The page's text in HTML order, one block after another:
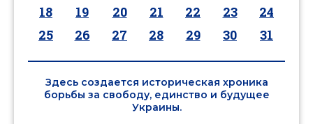
18
19 20 21 22 23
24
25
26 27 28 29 30 31
Здесь создается историческая хроника
борьбы за свободу, единство и будущее
Украины.